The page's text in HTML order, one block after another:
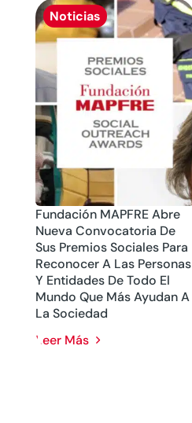
Noticias
Fundación MAPFRE Abre
Nueva Convocatoria De
Sus Premios Sociales Para
Reconocer A Las Personas
Y Entidades De Todo El
Mundo Que Más Ayudan A
La Sociedad
Leer Más